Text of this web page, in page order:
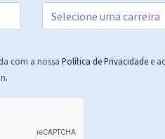
com a nossa Política de Privacidade e
.